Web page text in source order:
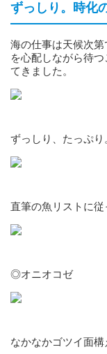
ずっしり。時化
海の仕事は天候次
を心配しながら待
てきました。
ずっしり、たっぷり
直筆の魚リストに従
◎オニオコゼ
なかなかゴツイ面構